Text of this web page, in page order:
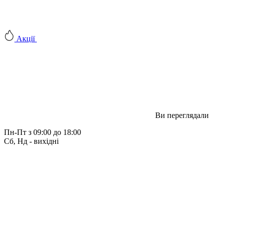
Акції
Ви переглядали
Пн-Пт з 09:00 до 18:00
Сб, Нд - вихідні